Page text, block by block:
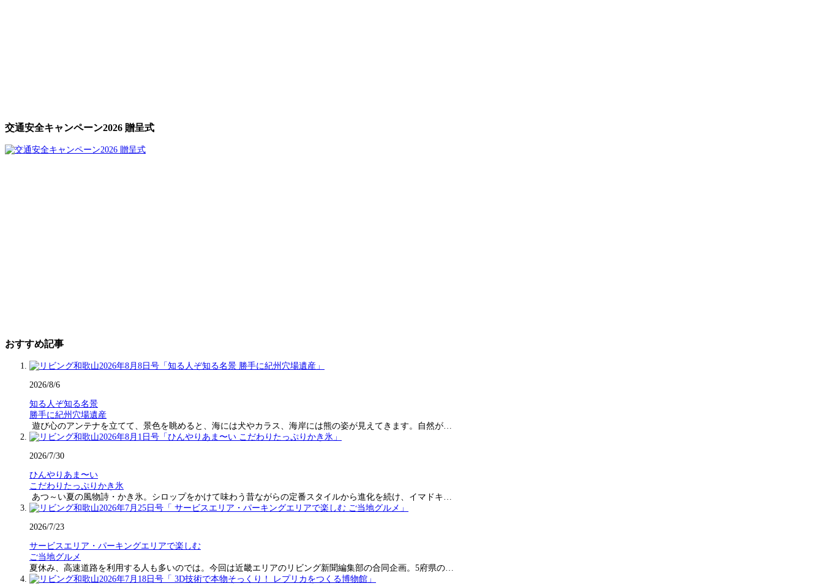
交通安全キャンペーン2026 贈呈式
おすすめ記事
2026/8/6
知る人ぞ知る名景
勝手に紀州穴場遺産
遊び心のアンテナを立てて、景色を眺めると、海には犬やカラス、海岸には熊の姿が見えてきます。自然が…
2026/7/30
ひんやりあま〜い
こだわりたっぷりかき氷
あつ～い夏の風物詩・かき氷。シロップをかけて味わう昔ながらの定番スタイルから進化を続け、イマドキ…
2026/7/23
サービスエリア・パーキングエリアで楽しむ
ご当地グルメ
夏休み、高速道路を利用する人も多いのでは。今回は近畿エリアのリビング新聞編集部の合同企画。5府県の…